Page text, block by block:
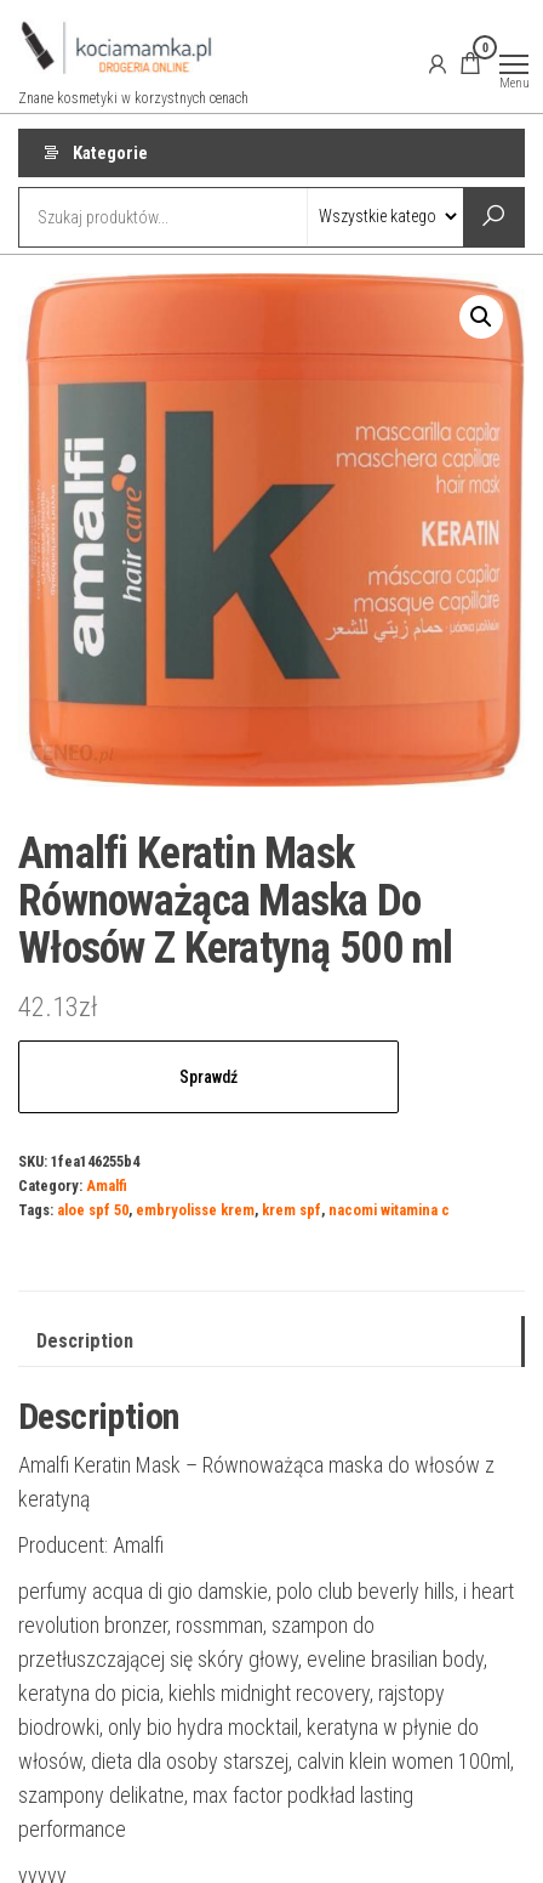
Przejdź
Znane kosmetyki w korzystnych cenach
0
Menu
Kategorie
Amalfi Keratin Mask
Równoważąca Maska ​​Do
Włosów Z Keratyną 500 ml
42.13zł
Sprawdź
SKU: 1fea146255b4
Category: Amalfi
Tags: aloe spf 50, embryolisse krem, krem spf, nacomi witamina c
Description
Description
Amalfi Keratin Mask – Równoważąca maska ​​do włosów z
keratyną
Producent: Amalfi
perfumy acqua di gio damskie, polo club beverly hills, i heart
revolution bronzer, rossmman, szampon do
przetłuszczającej się skóry głowy, eveline brasilian body,
keratyna do picia, kiehls midnight recovery, rajstopy
biodrowki, only bio hydra mocktail, keratyna w płynie do
włosów, dieta dla osoby starszej, calvin klein women 100ml,
szampony delikatne, max factor podkład lasting
performance
yyyyy